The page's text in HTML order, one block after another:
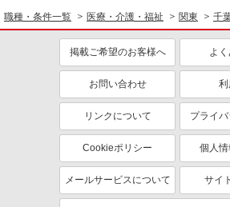
看護師・保健師・看護助手・助産師
同じ特徴から求人を探す
未経験歓迎
ミドル（
社会保険
産休・育休取得実績あり
職種・条件一覧 医療・介護・福祉 関東 千
掲載ご希望のお客様へ よ
お問い合わせ 利
リンクについて プライ
Cookieポリシー 個人
メールサービスについて サイ